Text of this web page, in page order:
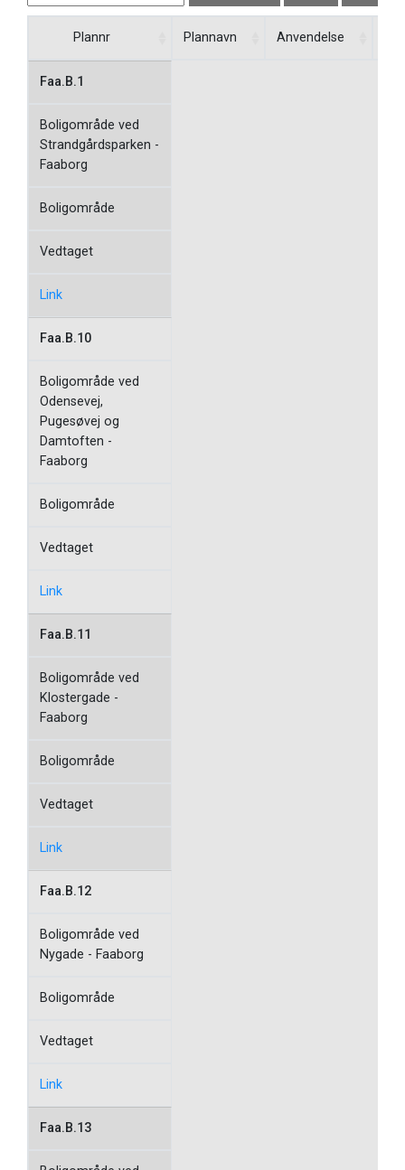
Plannr Plannavn Anvendelse
Faa.B.1
Boligområde ved
Strandgårdsparken -
Faaborg
Boligområde
Vedtaget
Link
Faa.B.10
Boligområde ved
Odensevej,
Pugesøvej og
Damtoften -
Faaborg
Boligområde
Vedtaget
Link
Faa.B.11
Boligområde ved
Klostergade -
Faaborg
Boligområde
Vedtaget
Link
Faa.B.12
Boligområde ved
Nygade - Faaborg
Boligområde
Vedtaget
Link
Faa.B.13